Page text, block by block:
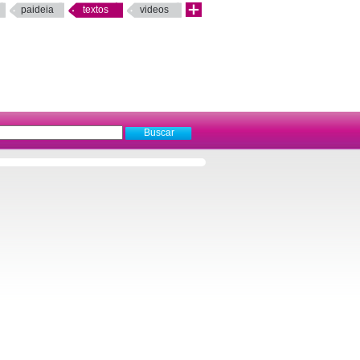
paideia textos videos